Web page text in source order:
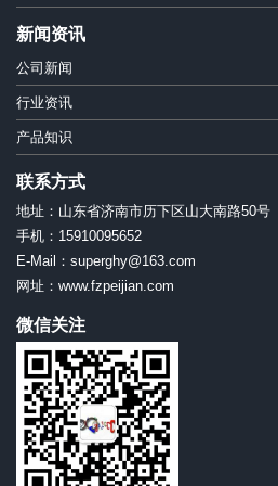
新闻资讯
公司新闻
行业资讯
产品知识
联系方式
地址：山东省济南市历下区山大南路50号
手机：15910095652
E-Mail：superghy@163.com
网址：www.fzpeijian.com
微信关注